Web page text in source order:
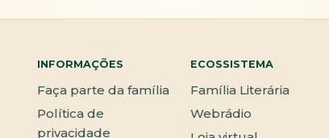
INFORMAÇÕES
Faça parte da família
Política de
privacidade
ECOSSISTEMA
Família Literária
Webrádio